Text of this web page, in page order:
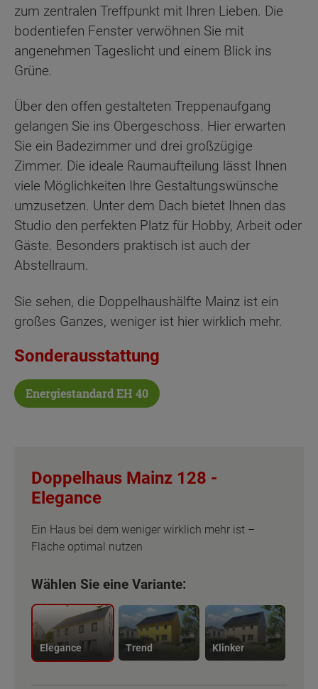
zum zentralen Treffpunkt mit Ihren Lieben. Die
bodentiefen Fenster verwöhnen Sie mit
angenehmen Tageslicht und einem Blick ins
Grüne.
Über den offen gestalteten Treppenaufgang
gelangen Sie ins Obergeschoss. Hier erwarten
Sie ein Badezimmer und drei großzügige
Zimmer. Die ideale Raumaufteilung lässt Ihnen
viele Möglichkeiten Ihre Gestaltungswünsche
umzusetzen. Unter dem Dach bietet Ihnen das
Studio den perfekten Platz für Hobby, Arbeit oder
Gäste. Besonders praktisch ist auch der
Abstellraum.
Sie sehen, die Doppelhaushälfte Mainz ist ein
großes Ganzes, weniger ist hier wirklich mehr.
Sonderausstattung
Energiestandard EH 40
Doppelhaus Mainz 128 -
Elegance
Ein Haus bei dem weniger wirklich mehr ist –
Fläche optimal nutzen
Wählen Sie eine Variante:
Elegance Trend Klinker